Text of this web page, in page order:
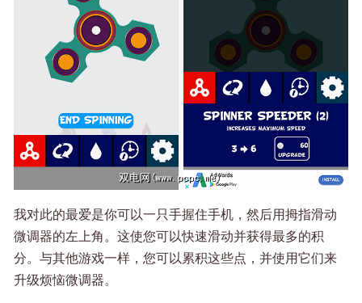
我对此的最爱是你可以一只手握住手机，然后用拇指滑动
微调器的左上角。这使您可以快速滑动并获得最多的积
分。与其他游戏一样，您可以累积这些点，并使用它们来
升级烦恼微调器。